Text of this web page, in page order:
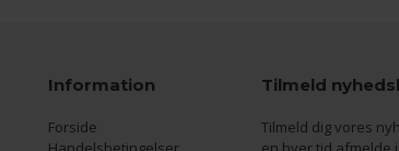
Information
Forside
Tilmeld
Tilmeld dig vores